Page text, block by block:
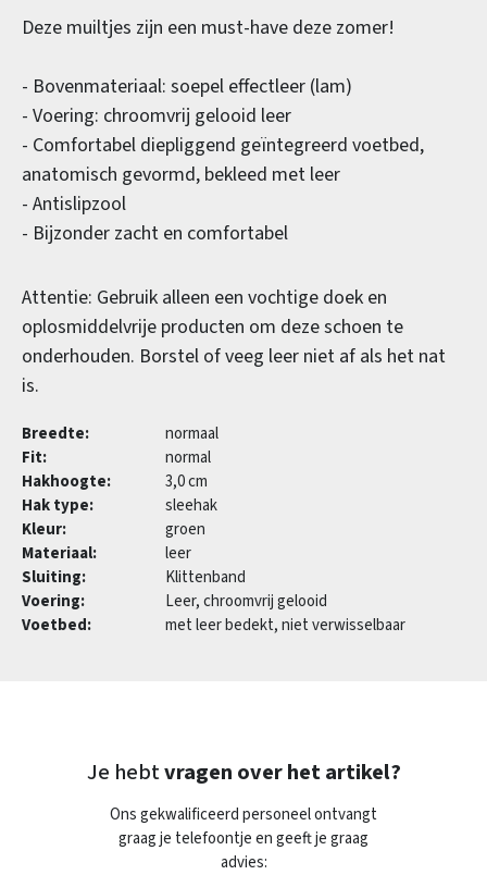
Deze muiltjes zijn een must-have deze zomer!
- Bovenmateriaal: soepel effectleer (lam)
- Voering: chroomvrij gelooid leer
- Comfortabel diepliggend geïntegreerd voetbed,
anatomisch gevormd, bekleed met leer
- Antislipzool
- Bijzonder zacht en comfortabel
Attentie: Gebruik alleen een vochtige doek en
oplosmiddelvrije producten om deze schoen te
onderhouden. Borstel of veeg leer niet af als het nat
is.
Breedte:
normaal
Fit:
normal
Hakhoogte:
3,0 cm
Hak type:
sleehak
Kleur:
groen
Materiaal:
leer
Sluiting:
Klittenband
Voering:
Leer, chroomvrij gelooid
Voetbed:
met leer bedekt, niet verwisselbaar
Je hebtvragen over het artikel?
Ons gekwalificeerd personeel ontvangt
graag je telefoontje en geeft je graag
advies: